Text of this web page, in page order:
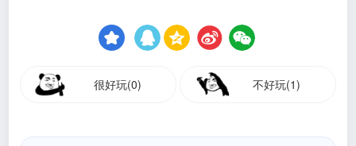
很好玩(0) 不好玩(1)